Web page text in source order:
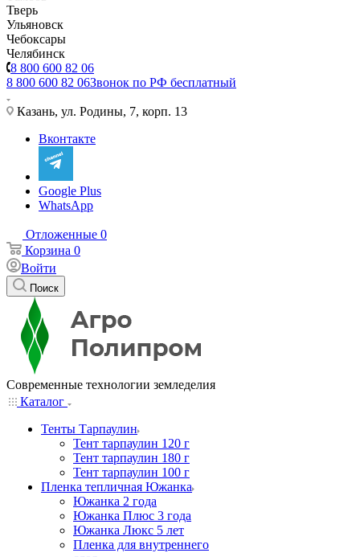
Тверь
Ульяновск
Чебоксары
Челябинск
8 800 600 82 06
8 800 600 82 06Звонок по РФ бесплатный
Казань, ул. Родины, 7, корп. 13
Вконтакте
Google Plus
WhatsApp
Отложенные 0
Корзина 0
Войти
Поиск
Современные технологии земледелия
Каталог
Тенты Тарпаулин
Тент тарпаулин 120 г
Тент тарпаулин 180 г
Тент тарпаулин 100 г
Пленка тепличная Южанка
Южанка 2 года
Южанка Плюс 3 года
Южанка Люкс 5 лет
Пленка для внутреннего